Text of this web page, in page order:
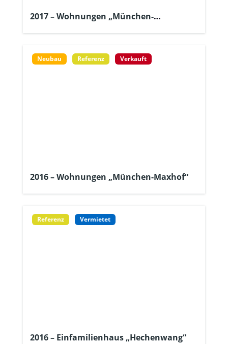
2017 – Wohnungen „München-
Neubau Referenz Verkauft
2016 – Wohnungen „München-Maxhof“
Referenz Vermietet
2016 – Einfamilienhaus „Hechenwang“